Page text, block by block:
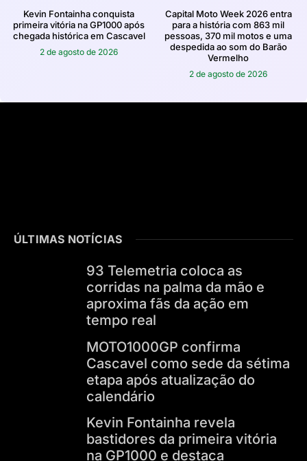
Kevin Fontainha conquista
primeira vitória na GP1000 após
chegada histórica em Cascavel
2 de agosto de 2026
Capital Moto Week 2026 entra
para a história com 863 mil
pessoas, 370 mil motos e uma
despedida ao som do Barão
Vermelho
2 de agosto de 2026
ÚLTIMAS NOTÍCIAS
93 Telemetria coloca as
corridas na palma da mão e
aproxima fãs da ação em
tempo real
MOTO1000GP confirma
Cascavel como sede da sétima
etapa após atualização do
calendário
Kevin Fontainha revela
bastidores da primeira vitória
na GP1000 e destaca